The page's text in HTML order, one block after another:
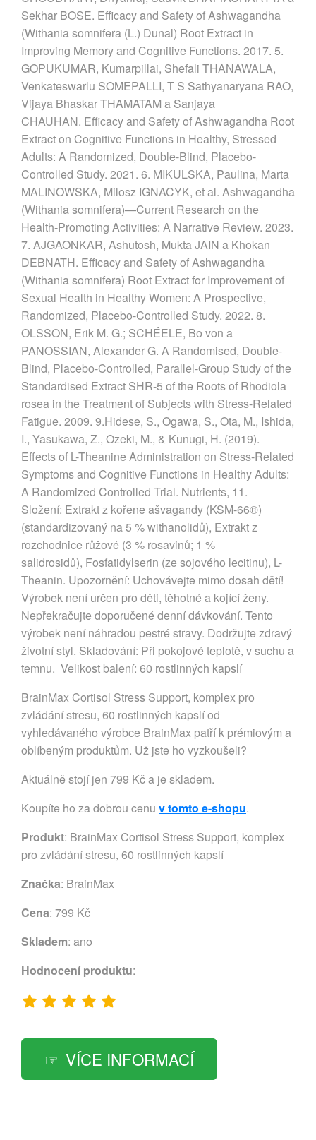
Sekhar BOSE. Efficacy and Safety of Ashwagandha
(Withania somnifera (L.) Dunal) Root Extract in
Improving Memory and Cognitive Functions. 2017. 5.
GOPUKUMAR, Kumarpillai, Shefali THANAWALA,
Venkateswarlu SOMEPALLI, T S Sathyanaryana RAO,
Vijaya Bhaskar THAMATAM a Sanjaya
CHAUHAN. Efficacy and Safety of Ashwagandha Root
Extract on Cognitive Functions in Healthy, Stressed
Adults: A Randomized, Double-Blind, Placebo-
Controlled Study. 2021. 6. MIKULSKA, Paulina, Marta
MALINOWSKA, Milosz IGNACYK, et al. Ashwagandha
(Withania somnifera)—Current Research on the
Health-Promoting Activities: A Narrative Review. 2023.
7. AJGAONKAR, Ashutosh, Mukta JAIN a Khokan
DEBNATH. Efficacy and Safety of Ashwagandha
(Withania somnifera) Root Extract for Improvement of
Sexual Health in Healthy Women: A Prospective,
Randomized, Placebo-Controlled Study. 2022. 8.
OLSSON, Erik M. G.; SCHÉELE, Bo von a
PANOSSIAN, Alexander G. A Randomised, Double-
Blind, Placebo-Controlled, Parallel-Group Study of the
Standardised Extract SHR-5 of the Roots of Rhodiola
rosea in the Treatment of Subjects with Stress-Related
Fatigue. 2009. 9.Hidese, S., Ogawa, S., Ota, M., Ishida,
I., Yasukawa, Z., Ozeki, M., & Kunugi, H. (2019).
Effects of L-Theanine Administration on Stress-Related
Symptoms and Cognitive Functions in Healthy Adults:
A Randomized Controlled Trial. Nutrients, 11.
Složení: Extrakt z kořene ašvagandy (KSM-66®)
(standardizovaný na 5 % withanolidů), Extrakt z
rozchodnice růžové (3 % rosavinů; 1 %
salidrosidů), Fosfatidylserin (ze sojového lecitinu), L-
Theanin. Upozornění: Uchovávejte mimo dosah dětí!
Výrobek není určen pro děti, těhotné a kojící ženy.
Nepřekračujte doporučené denní dávkování. Tento
výrobek není náhradou pestré stravy. Dodržujte zdravý
životní styl. Skladování: Při pokojové teplotě, v suchu a
temnu. Velikost balení: 60 rostlinných kapslí
BrainMax Cortisol Stress Support, komplex pro
zvládání stresu, 60 rostlinných kapslí od
vyhledávaného výrobce BrainMax patří k prémiovým a
oblíbeným produktům. Už jste ho vyzkoušeli?
Aktuálně stojí jen 799 Kč a je skladem.
Koupíte ho za dobrou cenu v tomto e-shopu.
Produkt: BrainMax Cortisol Stress Support, komplex
pro zvládání stresu, 60 rostlinných kapslí
Značka: BrainMax
Cena: 799 Kč
Skladem: ano
Hodnocení produktu:
VÍCE INFORMACÍ